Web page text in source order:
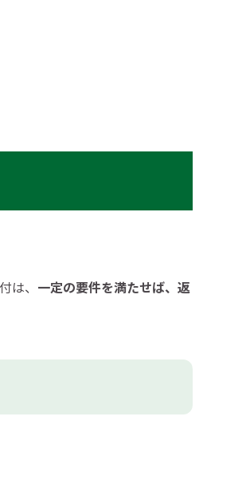
は、 一定の要件を満たせば、返